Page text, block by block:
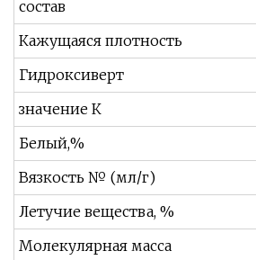
состав
Кажущаяся плотность
Гидроксиверт
значение К
Белый,%
Вязкость № (мл/г)
Летучие вещества, %
Молекулярная масса